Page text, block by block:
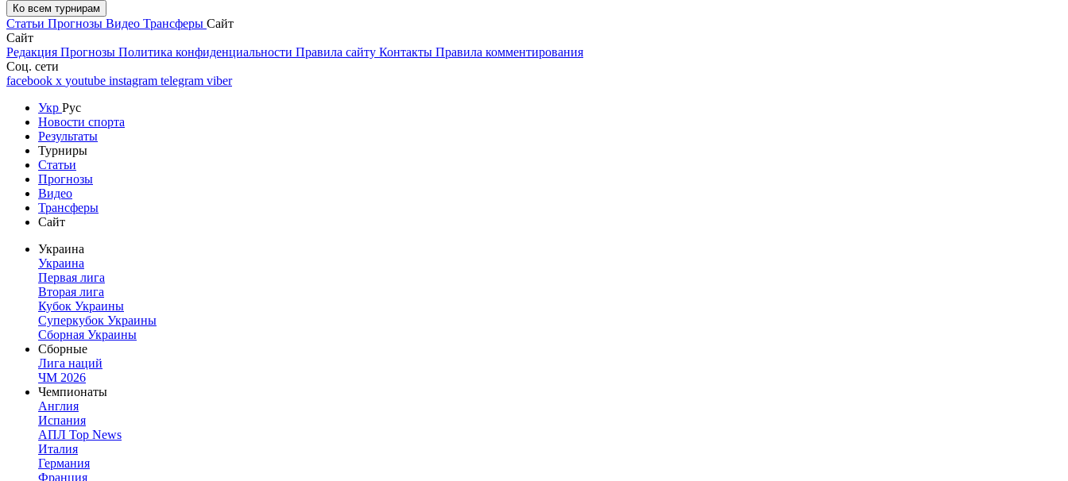
Ко всем турнирам
Статьи Прогнозы Видео Трансферы Сайт
Сайт
Редакция Прогнозы Политика конфиденциальности Правила сайту Контакты Правила комментирования
Соц. сети
facebook x youtube instagram telegram viber
Укр Рус
Новости спорта
Результаты
Турниры
Статьи
Прогнозы
Видео
Трансферы
Сайт
Украина
Украина
Первая лига
Вторая лига
Кубок Украины
Суперкубок Украины
Сборная Украины
Сборные
Лига наций
ЧМ 2026
Чемпионаты
Англия
Испания
АПЛ Top News
Италия
Германия
Франция